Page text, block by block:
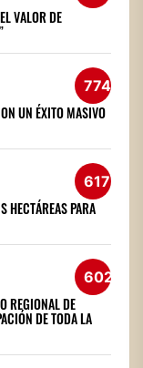
VALOR DE
774
UN ÉXITO MASIVO
617
HECTÁREAS PARA
602
REGIONAL DE
DE TODA LA